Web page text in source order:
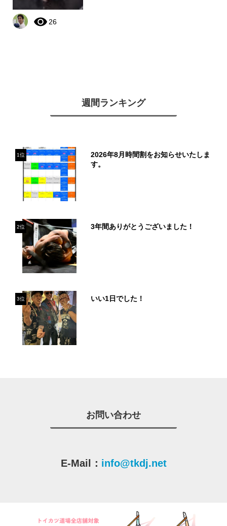
26
週間ランキング
1位
2026年8月時間割をお知らせいたしま
す。
2位 3年間ありがとうございました！
3位 いい1日でした！
お問い合わせ
E-Mail： info@tkdj.net